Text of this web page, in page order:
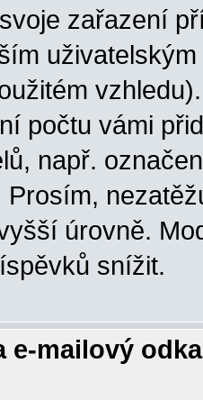
zařazení
počtu vámi
např.
úrovně.
snížit.
e-mailový